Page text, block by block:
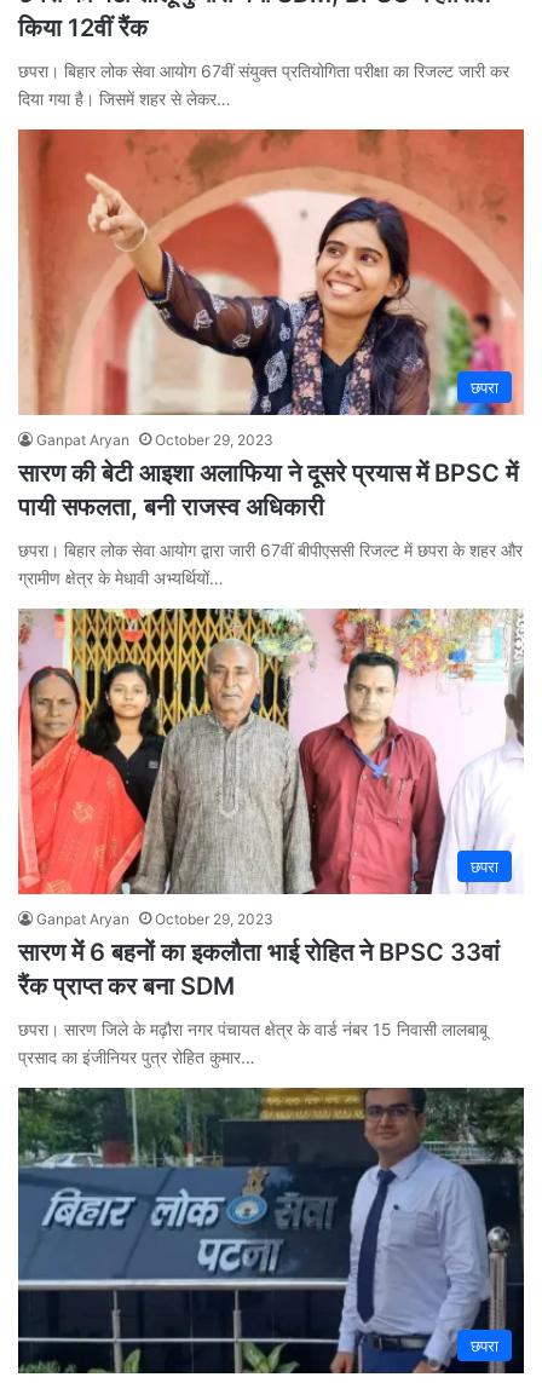
किया 12वीं रैंक
छपरा। बिहार लोक सेवा आयोग 67वीं संयुक्त प्रतियोगिता परीक्षा का रिजल्ट जारी कर
दिया गया है। जिसमें शहर से लेकर…
छपरा
Ganpat Aryan October 29, 2023
सारण की बेटी आइशा अलाफिया ने दूसरे प्रयास में BPSC में
पायी सफलता, बनी राजस्व अधिकारी
छपरा। बिहार लोक सेवा आयोग द्वारा जारी 67वीं बीपीएससी रिजल्ट में छपरा के शहर और
ग्रामीण क्षेत्र के मेधावी अभ्यर्थियों…
छपरा
Ganpat Aryan October 29, 2023
सारण में 6 बहनों का इकलौता भाई रोहित ने BPSC 33वां
रैंक प्राप्त कर बना SDM
छपरा। सारण जिले के मढ़ौरा नगर पंचायत क्षेत्र के वार्ड नंबर 15 निवासी लालबाबू
प्रसाद का इंजीनियर पुत्र रोहित कुमार…
छपरा